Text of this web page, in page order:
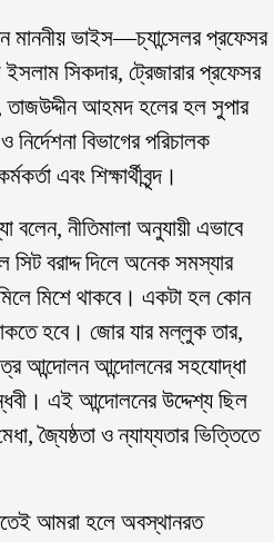
মাননীয় ভাইস—চ্যান্সেলর প্রফেসর
সিকদার, ট্রেজারার প্রফেসর
আহমদ হলের হল সুপার
বিভাগের পরিচালক
এবং শিক্ষার্থীবৃন্দ।
নীতিমালা অনুযায়ী এভাবে
বরাদ্দ দিলে অনেক সমস্যার
মিশে থাকবে। একটা হল কোন
থাকতে হবে। জোর যার মল্লুক তার,
আন্দোলন আন্দোলনের সহযোদ্ধা
এই আন্দোলনের উদ্দেশ্য ছিল
জ্যৈষ্ঠতা ও ন্যায্যতার ভিত্তিতে
আমরা হলে অবস্থানরত